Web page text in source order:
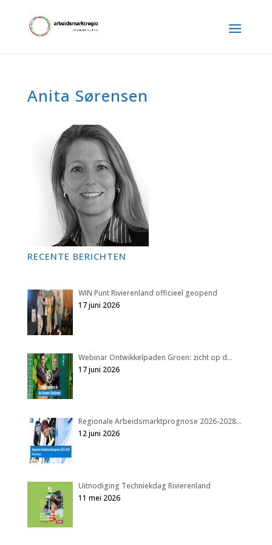
Anita Sørensen
RECENTE BERICHTEN
WIN Punt Rivierenland officieel geopend
17 juni 2026
Webinar Ontwikkelpaden Groen: zicht op d…
17 juni 2026
Regionale Arbeidsmarktprognose 2026-2028…
12 juni 2026
Uitnodiging Techniekdag Rivierenland
11 mei 2026